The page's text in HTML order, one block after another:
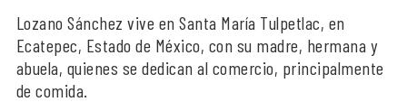
Lozano Sánchez vive en Santa María Tulpetlac, en
Ecatepec, Estado de México, con su madre, hermana y
abuela, quienes se dedican al comercio, principalmente
de comida.